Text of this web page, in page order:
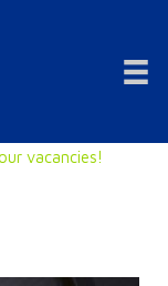
vacancies!